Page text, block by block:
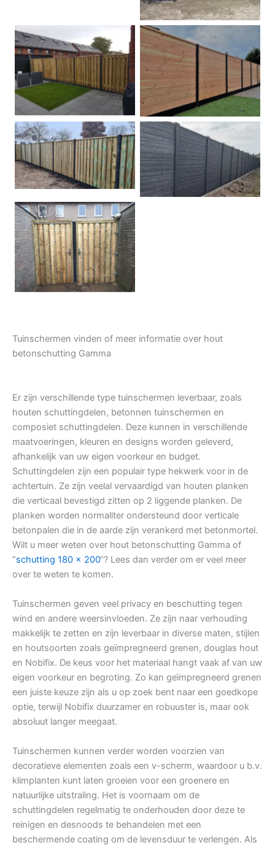
Betonpalen schutting Douglas
Hout beton schuttingen Rots motief antraciet
Tuindeur grenen
Tuinschermen vinden of meer informatie over hout
betonschutting Gamma
Er zijn verschillende type tuinschermen leverbaar, zoals
houten schuttingdelen, betonnen tuinschermen en
composiet schuttingdelen. Deze kunnen in verschillende
maatvoeringen, kleuren en designs worden geleverd,
afhankelijk van uw eigen voorkeur en budget.
Schuttingdelen zijn een populair type hekwerk voor in de
achtertuin. Ze zijn veelal vervaardigd van houten planken
die verticaal bevestigd zitten op 2 liggende planken. De
planken worden normaliter ondersteund door verticale
betonpalen die in de aarde zijn verankerd met betonmortel.
Wilt u meer weten over hout betonschutting Gamma of
“schutting 180 x 200“? Lees dan verder om er veel meer
over te weten te komen.
Tuinschermen geven veel privacy en beschutting tegen
wind en andere weersinvloeden. Ze zijn naar verhouding
makkelijk te zetten en zijn leverbaar in diverse maten, stijlen
en houtsoorten zoals geïmpregneerd grenen, douglas hout
en Nobifix. De keus voor het materiaal hangt vaak af van uw
eigen voorkeur en begroting. Zo kan geïmpregneerd grenen
een juiste keuze zijn als u op zoek bent naar een goedkope
optie, terwijl Nobifix duurzamer en robuuster is, maar ook
absoluut langer meegaat.
Tuinschermen kunnen verder worden voorzien van
decoratieve elementen zoals een v-scherm, waardoor u b.v.
klimplanten kunt laten groeien voor een groenere en
natuurlijke uitstraling. Het is voornaam om de
schuttingdelen regelmatig te onderhouden door deze te
reinigen en desnoods te behandelen met een
beschermende coating om de levensduur te verlengen. Als